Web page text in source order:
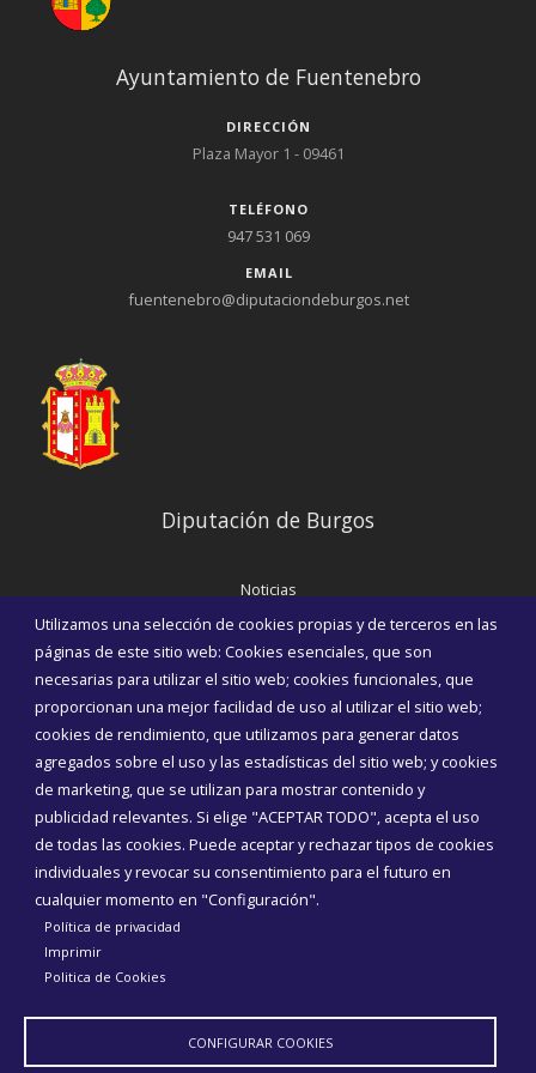
Utilizamos una selección de cookies propias y de terceros en las
páginas de este sitio web: Cookies esenciales, que son
necesarias para utilizar el sitio web; cookies funcionales, que
proporcionan una mejor facilidad de uso al utilizar el sitio web;
cookies de rendimiento, que utilizamos para generar datos
agregados sobre el uso y las estadísticas del sitio web; y cookies
de marketing, que se utilizan para mostrar contenido y
publicidad relevantes. Si elige "ACEPTAR TODO", acepta el uso
de todas las cookies. Puede aceptar y rechazar tipos de cookies
individuales y revocar su consentimiento para el futuro en
cualquier momento en "Configuración".
Política de privacidad
Imprimir
Politica de Cookies
CONFIGURAR COOKIES
Ayuntamiento de Fuentenebro
DIRECCIÓN
Plaza Mayor 1 - 09461
TELÉFONO
947 531 069
EMAIL
fuentenebro@diputaciondeburgos.net
Diputación de Burgos
Noticias
Eventos
Corporación Municipal
Teléfonos de interés
INICIAR SESIÓN
MAPA WEB